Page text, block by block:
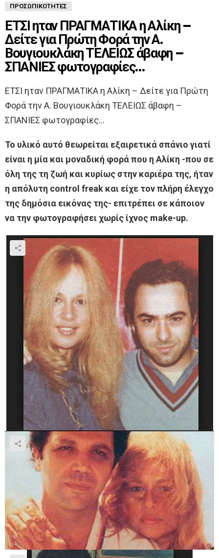
ΠΡΟΣΩΠΙΚΌΤΗΤΕΣ
ΕΤΣΙ ηταν ΠΡΑΓΜΑΤΙΚΑ η Αλίκη –
Δείτε για Πρώτη Φορά την Α.
Βουγιουκλάκη ΤΕΛΕΙΩΣ άβαφη –
ΣΠΑΝΙΕΣ φωτογραφίες…
ΕΤΣΙ ηταν ΠΡΑΓΜΑΤΙΚΑ η Αλίκη – Δείτε για Πρώτη
Φορά την Α. Βουγιουκλάκη ΤΕΛΕΙΩΣ άβαφη –
ΣΠΑΝΙΕΣ φωτογραφίες…
Το υλικό αυτό θεωρείται εξαιρετικά σπάνιο γιατί
είναι η μία και μοναδική φορά που η Αλίκη -που σε
όλη της τη ζωή και κυρίως στην καριέρα της, ήταν
η απόλυτη control freak και είχε τον πλήρη έλεγχο
της δημόσια εικόνας της- επιτρέπει σε κάποιον
να την φωτογραφήσει χωρίς ίχνος make-up.